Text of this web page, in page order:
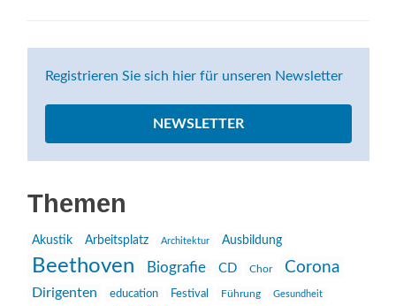
Registrieren Sie sich hier für unseren Newsletter
NEWSLETTER
Themen
Akustik Arbeitsplatz Architektur Ausbildung
Beethoven Biografie CD Chor Corona
Dirigenten education Festival Führung Gesundheit